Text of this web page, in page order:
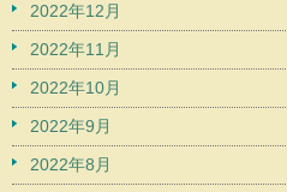
2022年12月
2022年11月
2022年10月
2022年9月
2022年8月